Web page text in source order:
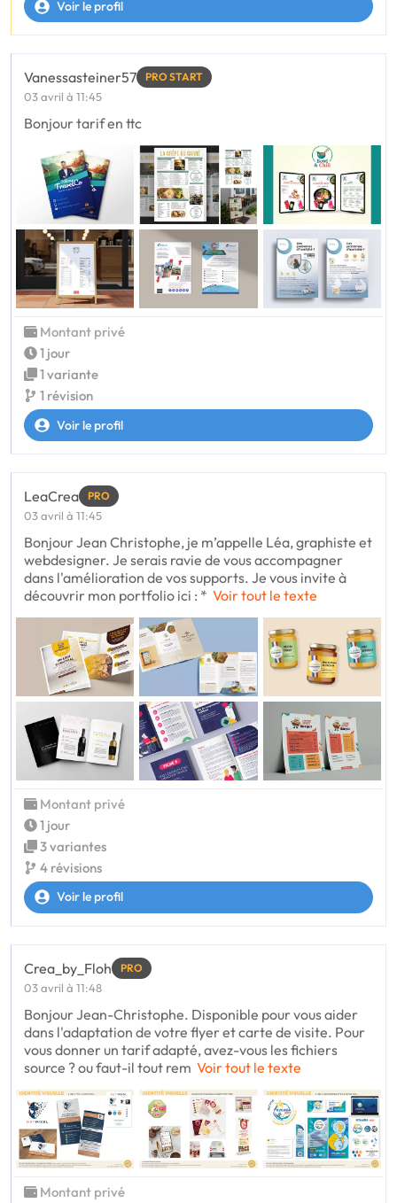
Voir le profil
Vanessasteiner57 PRO START
03 avril à 11:45
Bonjour tarif en ttc
Montant privé
1 jour
1 variante
1 révision
Voir le profil
LeaCrea PRO
03 avril à 11:45
Bonjour Jean Christophe, je m’appelle Léa, graphiste et
webdesigner. Je serais ravie de vous accompagner
dans l'amélioration de vos supports. Je vous invite à
découvrir mon portfolio ici : * Voir tout le texte
Montant privé
1 jour
3 variantes
4 révisions
Voir le profil
Crea_by_Floh PRO
03 avril à 11:48
Bonjour Jean-Christophe. Disponible pour vous aider
dans l'adaptation de votre flyer et carte de visite. Pour
vous donner un tarif adapté, avez-vous les fichiers
source ? ou faut-il tout rem Voir tout le texte
Montant privé